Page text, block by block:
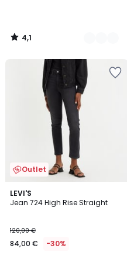
4,1
/
Outlet
LEVI'S
Jean 724 High Rise Straight
120,00 €
84,00 € -30%
4,3
/ 5